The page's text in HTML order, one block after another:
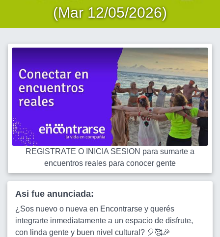
(Mar 12/05/2026)
REGISTRATE O INICIA SESION para sumarte a
encuentros reales para conocer gente
Asi fue anunciada:
¿Sos nuevo o nueva en Encontrarse y querés
integrarte inmediatamente a un espacio de disfrute,
con linda gente y buen nivel cultural? 🎈🥰🎉